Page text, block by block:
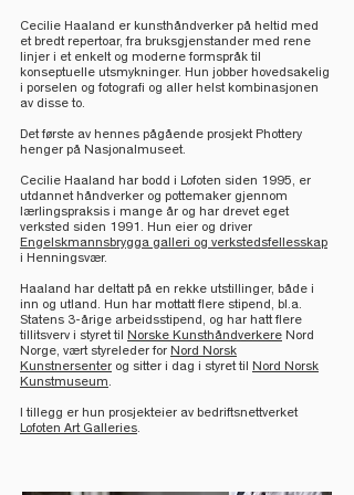
Cecilie Haaland er kunsthåndverker p​å heltid med
et bredt repertoar, fra bruksgjenstander med rene
linjer i et enkelt og moderne formspråk til
konseptuelle utsmykninger. Hun jobber hovedsakelig
i porselen og fotografi og aller helst kombinasjonen
av disse to.
Det første av hennes pågående prosjekt Phottery
henger på Nasjonalmuseet.
Cecilie Haaland har bodd i Lofoten siden 1995, er
utdannet håndverker og pottemaker gjennom
lærlingspraksis i mange år og har drevet eget
verksted siden 1991. Hun eier og driver
Engelskmannsbrygga galleri og verkstedsfellesskap
i Henningsvær.
Haaland har deltatt på en rekke utstillinger, både i
inn og utland. Hun har mottatt flere stipend, bl.a.
Statens 3-årige arbeidsstipend, og har hatt flere
tillitsverv i styret til Norske Kunsthåndverkere Nord
Norge, vært styreleder for Nord Norsk
Kunstnersenter og sitter i dag i styret til Nord Norsk
Kunstmuseum.
I tillegg er hun prosjekteier av bedriftsnettverket
Lofoten Art Galleries.